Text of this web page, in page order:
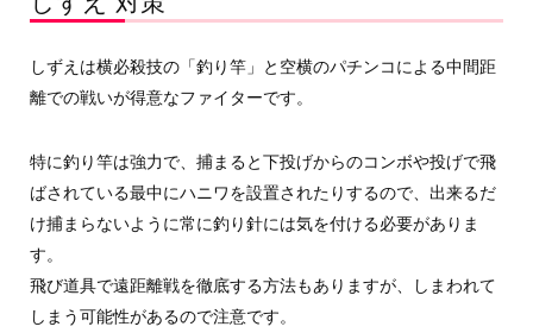
しずえは横必殺技の「釣り竿」と空横のパチンコによる中間距
離での戦いが得意なファイターです。
特に釣り竿は強力で、捕まると下投げからのコンボや投げで飛
ばされている最中にハニワを設置されたりするので、出来るだ
け捕まらないように常に釣り針には気を付ける必要がありま
す。
飛び道具で遠距離戦を徹底する方法もありますが、しまわれて
しまう可能性があるので注意です。